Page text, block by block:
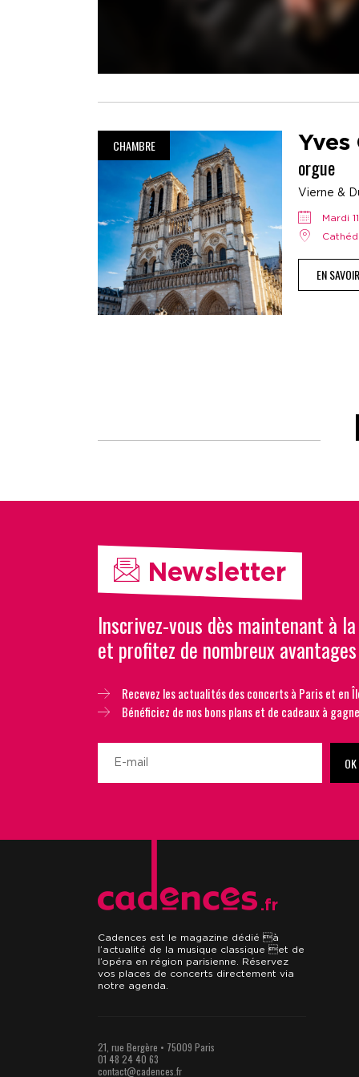
CHAMBRE Yves
orgue
Vierne &
mardi
EN
Newsletter
Inscrivez-vous dès maintenant à
et profitez de nombreux avantages
Recevez les actualités des concerts à Paris et en
Bénéficiez de nos bons plans et de cadeaux à
OK
.fr
Cadences est le magazine dédié à
l’actualité de la musique classique et de
l’opéra en région parisienne. Réservez
vos places de concerts directement via
notre agenda.
21, rue Bergère • 75009 Paris
01 48 24 40 63
contact@cadences.fr